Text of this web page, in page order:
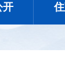
开